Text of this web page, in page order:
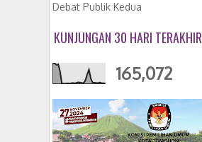
Debat Publik Kedua
KUNJUNGAN 30 HARI TERAKHIR
165,072